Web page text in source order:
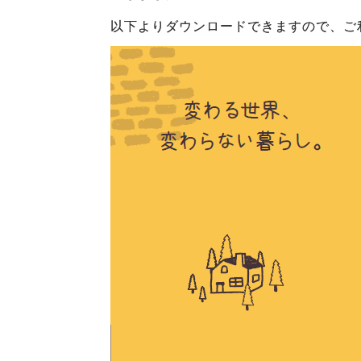
以下よりダウンロードできますので、ご